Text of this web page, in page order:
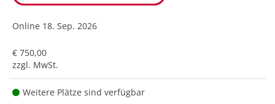
Online 18. Sep. 2026
€ 750,00
zzgl. MwSt.
Weitere Plätze sind verfügbar